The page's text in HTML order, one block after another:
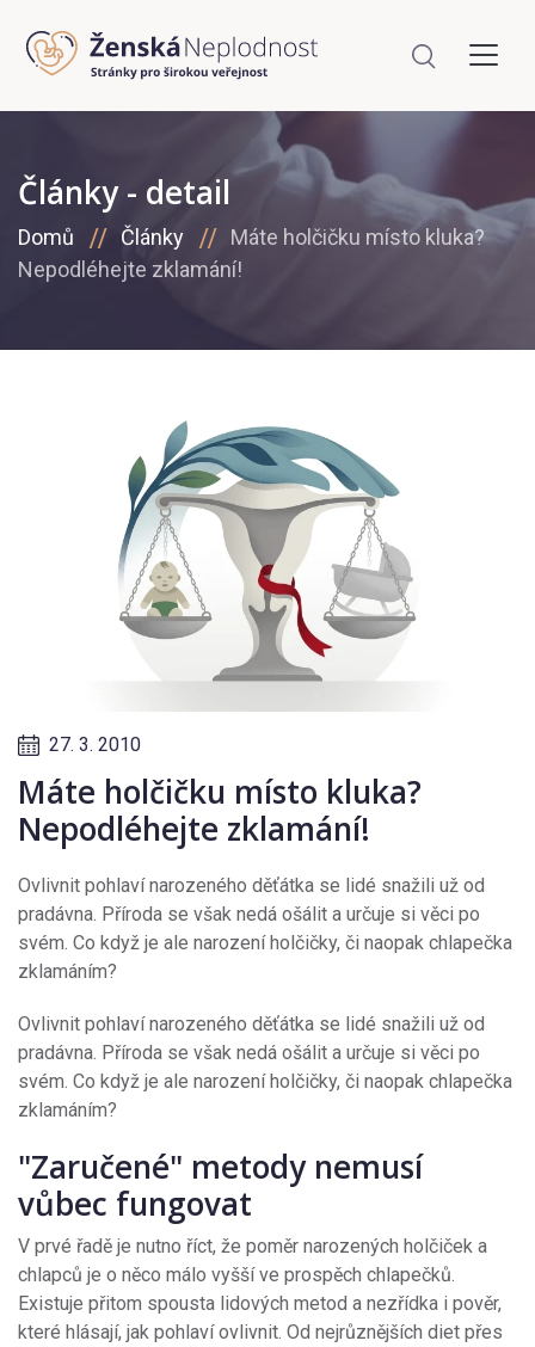
Články - detail
Domů Články
Máte holčičku místo kluka?
Nepodléhejte zklamání!
27. 3. 2010
Máte holčičku místo kluka?
Nepodléhejte zklamání!
Ovlivnit pohlaví narozeného děťátka se lidé snažili už od
pradávna. Příroda se však nedá ošálit a určuje si věci po
svém. Co když je ale narození holčičky, či naopak chlapečka
zklamáním?
Ovlivnit pohlaví narozeného děťátka se lidé snažili už od
pradávna. Příroda se však nedá ošálit a určuje si věci po
svém. Co když je ale narození holčičky, či naopak chlapečka
zklamáním?
"Zaručené" metody nemusí
vůbec fungovat
V prvé řadě je nutno říct, že poměr narozených holčiček a
chlapců je o něco málo vyšší ve prospěch chlapečků.
Existuje přitom spousta lidových metod a nezřídka i pověr,
které hlásají, jak pohlaví ovlivnit. Od nejrůznějších diet přes